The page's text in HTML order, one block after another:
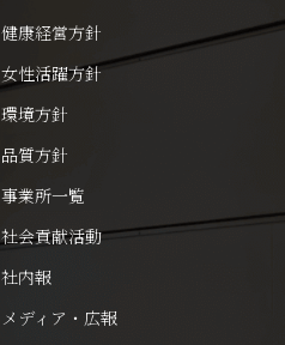
健康経営方針
女性活躍方針
環境方針
品質方針
事業所一覧
社会貢献活動
社内報
メディア・広報